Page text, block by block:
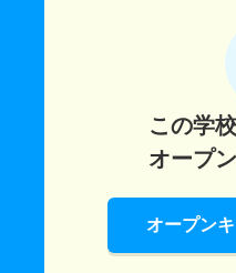
この学
オープ
オープン